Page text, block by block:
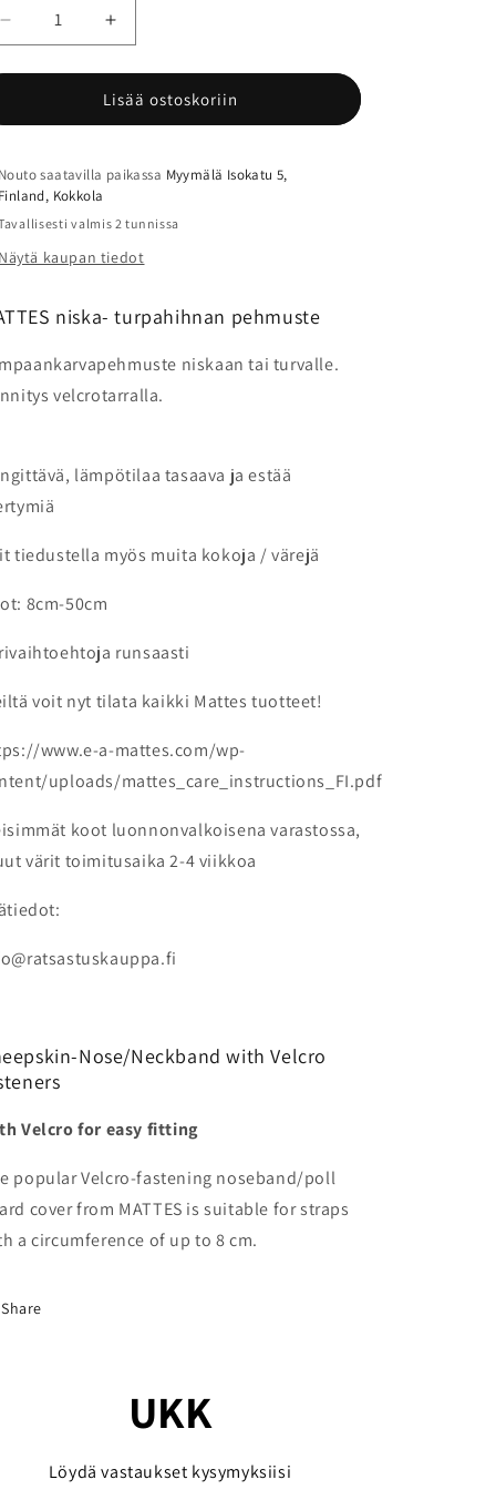
Vähennä
tuotteen
MATTES
turpahihnan
määrää
Lisää
tuotteen
MATTES
niska-
turpahihnan
määrää
Lisää ostoskoriin
Nouto saatavilla paikassa Myymälä Isokatu 5,
Finland, Kokkola
valmis 2 tunnissa
Näytä kaupan tiedot
niska- turpahihnan pehmuste
niskaan tai turvalle.
velcrotarralla.
lämpötilaa tasaava ja estää
tiedustella myös muita kokoja / värejä
8cm-50cm
runsaasti
voit nyt tilata kaikki Mattes tuotteet!
www.e-a-mattes.com/wp-
uploads/mattes_care_instructions_FI.pdf
koot luonnonvalkoisena varastossa,
värit toimitusaika 2-4 viikkoa
Nose/Neckband with Velcro
Velcro for easy fitting
popular Velcro-fastening noseband/poll
cover from MATTES is suitable for straps
a circumference of up to 8 cm.
Share
UKK
Löydä vastaukset kysymyksiisi